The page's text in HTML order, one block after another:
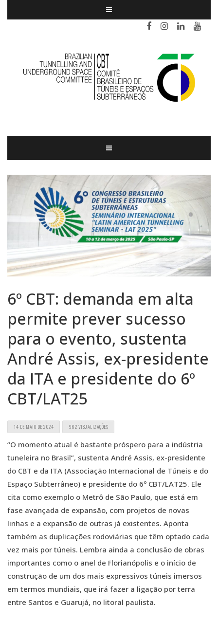
6º CBT: demanda em alta
permite prever sucesso
para o evento, sustenta
André Assis, ex-presidente
da ITA e presidente do 6º
CBT/LAT25
14 DE MAIO DE 2024 962 VISUALIZAÇÕES
“O momento atual é bastante próspero para a indústria
tuneleira no Brasil”, sustenta André Assis, ex-presidente
do CBT e da ITA (Associação Internacional de Túneis e do
Espaço Subterrâneo) e presidente do 6º CBT/LAT25. Ele
cita como exemplo o Metrô de São Paulo, que está em
fase avançada de expansão, com projetos de novas
linhas e a expansão de outras já existentes. Aponta
também as duplicações rodoviárias que têm optado cada
vez mais por túneis. Lembra ainda a conclusão de obras
importantes como o anel de Florianópolis e o início de
construção de um dos mais expressivos túneis imersos
em termos mundiais, que irá fazer a ligação por terra
entre Santos e Guarujá, no litoral paulista.